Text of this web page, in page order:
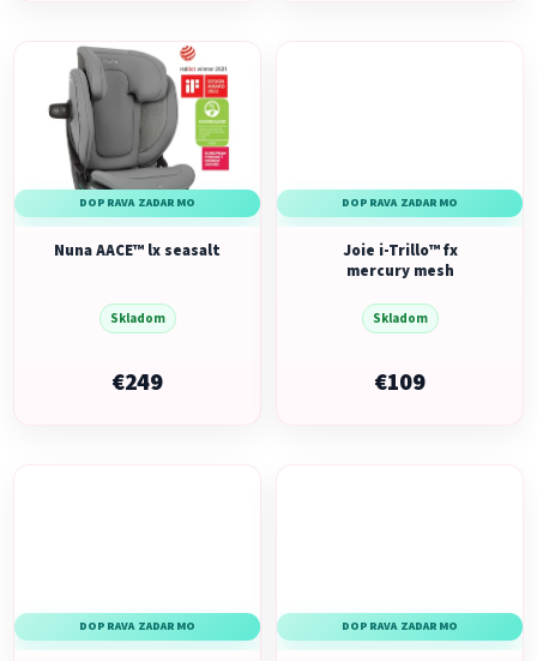
DOPRAVA ZADARMO
Nuna AACE™ lx seasalt
Skladom
€249
DOPRAVA ZADARMO
Joie i-Trillo™ fx
mercury mesh
Skladom
€109
DOPRAVA ZADARMO DOPRAVA ZADARMO